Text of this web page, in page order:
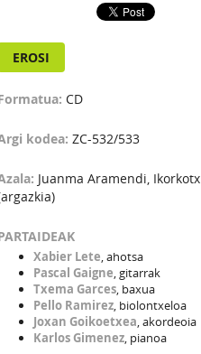
EROSI
CD
kodea: ZC-532/533
Juanma Aramendi, Ikorkotx
Xabier Lete, ahotsa
Pascal Gaigne, gitarrak
Txema Garces, baxua
Pello Ramirez, biolontxeloa
Joxan Goikoetxea, akordeoia
Karlos Gimenez, pianoa